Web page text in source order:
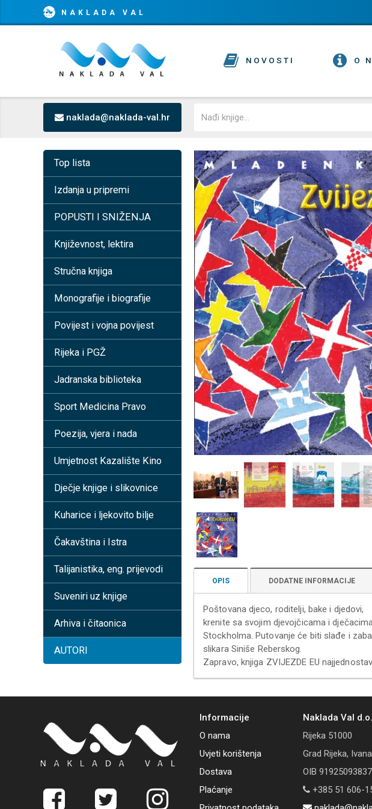
NAKLADA VAL
NOVOSTI O
naklada@naklada-val.hr
OPIS DODATNE INFORMACIJE
Poštovana djeco, roditelji, bake i djedovi,
krenite sa svojim djevojčicama i
Stockholma. Putovanje će biti slađe i
slikara Siniše Reberskog.
Zapravo, knjiga ZVIJEZDE EU
Top lista
Izdanja u pripremi
POPUSTI I SNIŽENJA
Književnost, lektira
Stručna knjiga
Monografije i biografije
Povijest i vojna povijest
Rijeka i PGŽ
Jadranska biblioteka
Sport Medicina Pravo
Poezija, vjera i nada
Umjetnost Kazalište Kino
Dječje knjige i slikovnice
Kuharice i ljekovito bilje
Čakavština i Istra
Talijanistika, eng. prijevodi
Suveniri uz knjige
Arhiva i čitaonica
AUTORI
Informacije
O nama
Uvjeti korištenja
Dostava
Plaćanje
Naklada Val
Rijeka 51000
Grad Rijeka,
OIB 91925093837
+385 51 606-